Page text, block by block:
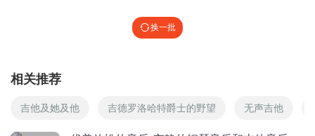
换一批
相关推荐
吉他及她及他 吉德罗洛哈特爵士的野望 无声吉他